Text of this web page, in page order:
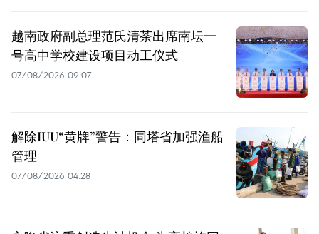
越南政府副总理范氏清茶出席南坛一
号高中学校建设项目动工仪式
07/08/2026 09:07
解除IUU“黄牌”警告：同塔省加强渔船
管理
07/08/2026 04:28